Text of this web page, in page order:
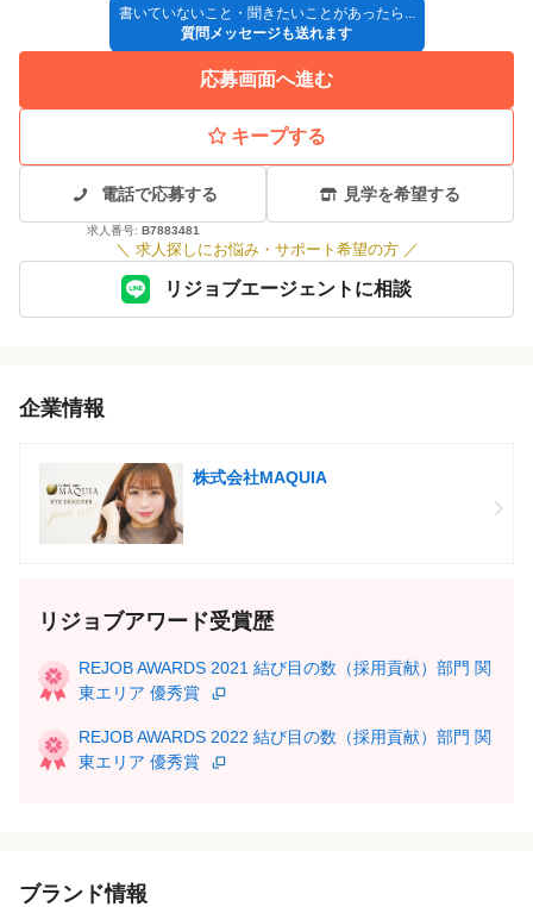
書いていないこと・聞きたいことがあったら...
質問メッセージも送れます
応募画面へ進む
キープする
電話で応募する
求人番号: B7883481
見学を希望する
＼ 求人探しにお悩み・サポート希望の方 ／
リジョブエージェントに相談
企業情報
株式会社MAQUIA
リジョブアワード受賞歴
REJOB AWARDS 2021 結び目の数（採用貢献）部門 関
東エリア 優秀賞
REJOB AWARDS 2022 結び目の数（採用貢献）部門 関
東エリア 優秀賞
ブランド情報